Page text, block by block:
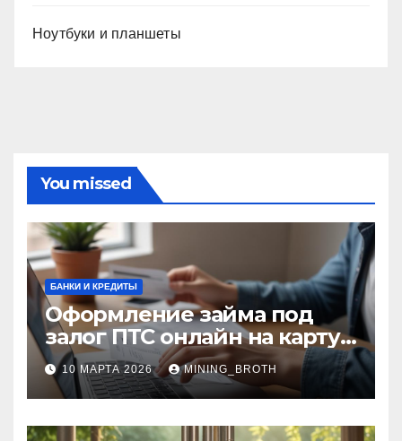
Ноутбуки и планшеты
You missed
БАНКИ И КРЕДИТЫ
Оформление займа под
залог ПТС онлайн на карту
без визита в офис: порядок,
требования и документы
10 МАРТА 2026 MINING_BROTH